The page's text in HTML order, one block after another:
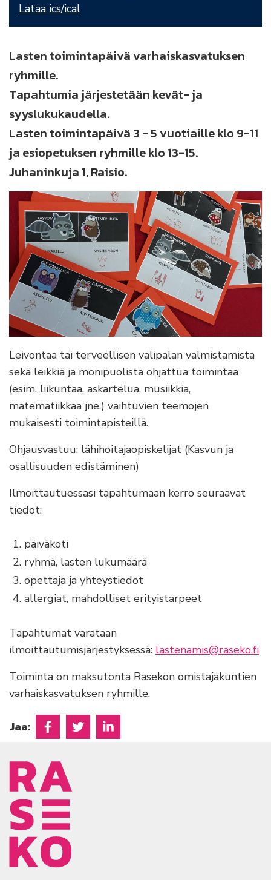
Lataa ics/ical
Lasten toimintapäivä varhaiskasvatuksen
ryhmille.
Tapahtumia järjestetään kevät- ja
syyslukukaudella.
Lasten toimintapäivä 3 - 5 vuotiaille klo 9-11
ja esiopetuksen ryhmille klo 13-15.
Juhaninkuja 1, Raisio.
Leivontaa tai terveellisen välipalan valmistamista
sekä leikkiä ja monipuolista ohjattua toimintaa
(esim. liikuntaa, askartelua, musiikkia,
matematiikkaa jne.) vaihtuvien teemojen
mukaisesti toimintapisteillä.
Ohjausvastuu: lähihoitajaopiskelijat (Kasvun ja
osallisuuden edistäminen)
Ilmoittautuessasi tapahtumaan kerro seuraavat
tiedot:
päiväkoti
ryhmä, lasten lukumäärä
opettaja ja yhteystiedot
allergiat, mahdolliset erityistarpeet
Tapahtumat varataan
ilmoittautumisjärjestyksessä: lastenamis@raseko.fi
Toiminta on maksutonta Rasekon omistajakuntien
varhaiskasvatuksen ryhmille.
Jaa: Jaa Facebookissa
Jaa Twitterissä
Jaa Linkedinissä